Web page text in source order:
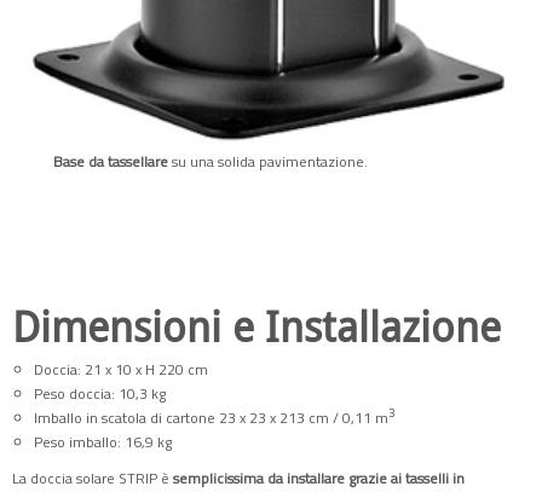
Base da tassellaresu una solida pavimentazione.
Dimensioni e Installazione
Doccia: 21 x 10 x H 220 cm
Peso doccia: 10,3 kg
Imballo in scatola di cartone 23 x 23 x 213 cm / 0,11 m3
Peso imballo: 16,9 kg
La doccia solare STRIP è semplicissima da installare grazie ai tasselli in